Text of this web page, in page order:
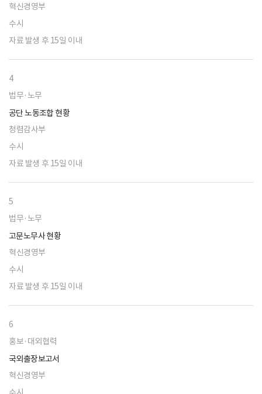
혁신경영부
수시
자료 발생 후 15일 이내
4
법무·노무
공단 노동조합 현황
청렴감사부
수시
자료 발생 후 15일 이내
5
법무·노무
고문노무사 현황
혁신경영부
수시
자료 발생 후 15일 이내
6
홍보·대외협력
국외출장보고서
혁신경영부